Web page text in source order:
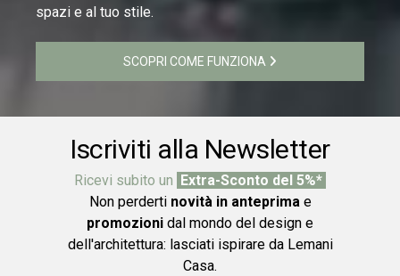
spazi e al tuo stile.
SCOPRI COME FUNZIONA
Iscriviti alla Newsletter
Ricevi subito un Extra-Sconto del 5%*
Non perderti novità in anteprimae
promozioni dal mondo del design e
dell'architettura: lasciati ispirare da Lemani
Casa.